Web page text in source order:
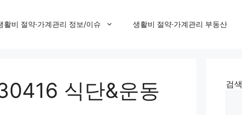
활비 절약·가계관리 정보/이슈 생활비 절약·가계관리 부동산
식단&운동
검색